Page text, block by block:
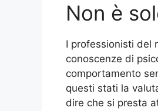
Non è
I professionisti del
conoscenze di
comportamento
questi stati la
dire che si presta